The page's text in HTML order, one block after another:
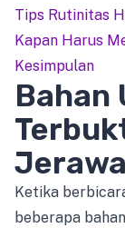
Tips Rutinitas
Kapan Harus
Kesimpulan
Bahan
Ketika
beberapa